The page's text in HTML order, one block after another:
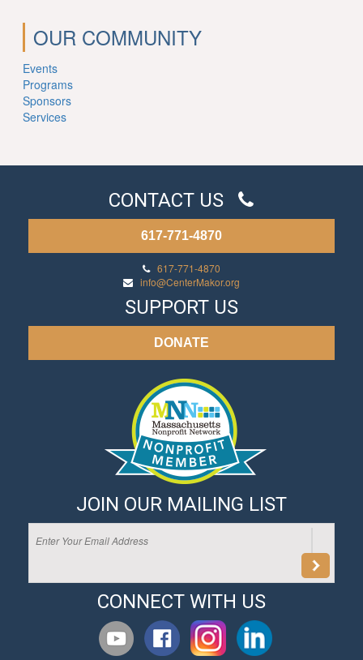
OUR COMMUNITY
Events
Programs
Sponsors
Services
CONTACT US
617-771-4870
617-771-4870
info@CenterMakor.org
SUPPORT US
DONATE
JOIN OUR MAILING LIST
CONNECT WITH US